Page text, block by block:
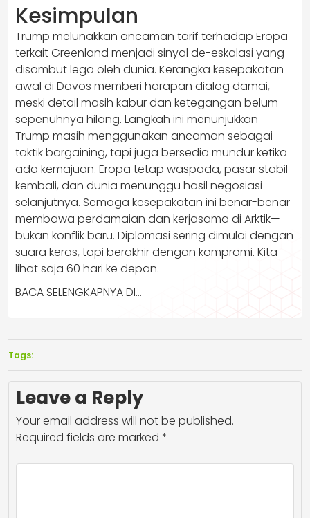
Kesimpulan
Trump melunakkan ancaman tarif terhadap Eropa
terkait Greenland menjadi sinyal de-eskalasi yang
disambut lega oleh dunia. Kerangka kesepakatan
awal di Davos memberi harapan dialog damai,
meski detail masih kabur dan ketegangan belum
sepenuhnya hilang. Langkah ini menunjukkan
Trump masih menggunakan ancaman sebagai
taktik bargaining, tapi juga bersedia mundur ketika
ada kemajuan. Eropa tetap waspada, pasar stabil
kembali, dan dunia menunggu hasil negosiasi
selanjutnya. Semoga kesepakatan ini benar-benar
membawa perdamaian dan kerjasama di Arktik—
bukan konflik baru. Diplomasi sering dimulai dengan
suara keras, tapi berakhir dengan kompromi. Kita
lihat saja 60 hari ke depan.
BACA SELENGKAPNYA DI…
Tags:
Leave a Reply
Your email address will not be published.
Required fields are marked *